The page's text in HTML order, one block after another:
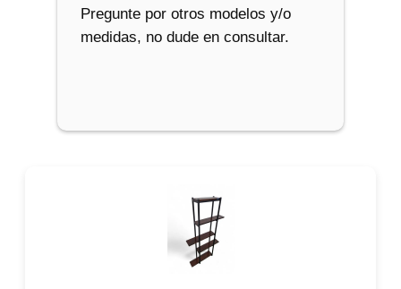
Pregunte por otros modelos y/o
medidas, no dude en consultar.